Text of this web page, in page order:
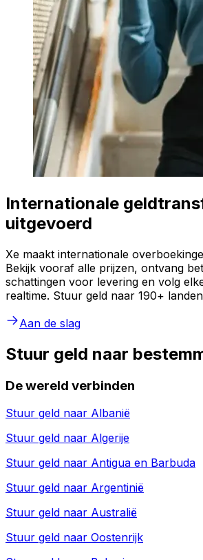
Internationale
uitgevoerd
Xe maakt internationale
Bekijk vooraf alle prijzen, ontvang
schattingen voor levering en volg
realtime. Stuur geld naar 190+
Aan de slag
Stuur geld naar
De wereld verbinden
Stuur geld naar Albanië
Stuur geld naar Algerije
Stuur geld naar Antigua en Barbuda
Stuur geld naar Argentinië
Stuur geld naar Australië
Stuur geld naar Oostenrijk